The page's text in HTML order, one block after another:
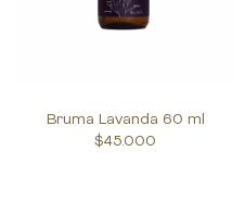
Bruma Lavanda 60 ml
$45.000